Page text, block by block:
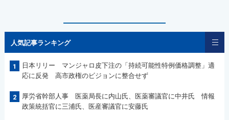
人気記事ランキング
1
日本リリー マンジャロ皮下注の「持続可能性特例価格調整」適
応に反発 高市政権のビジョンに整合せず
2
厚労省幹部人事 医薬局長に内山氏、医薬審議官に中井氏 情報
政策統括官に三浦氏、医産審議官に安藤氏